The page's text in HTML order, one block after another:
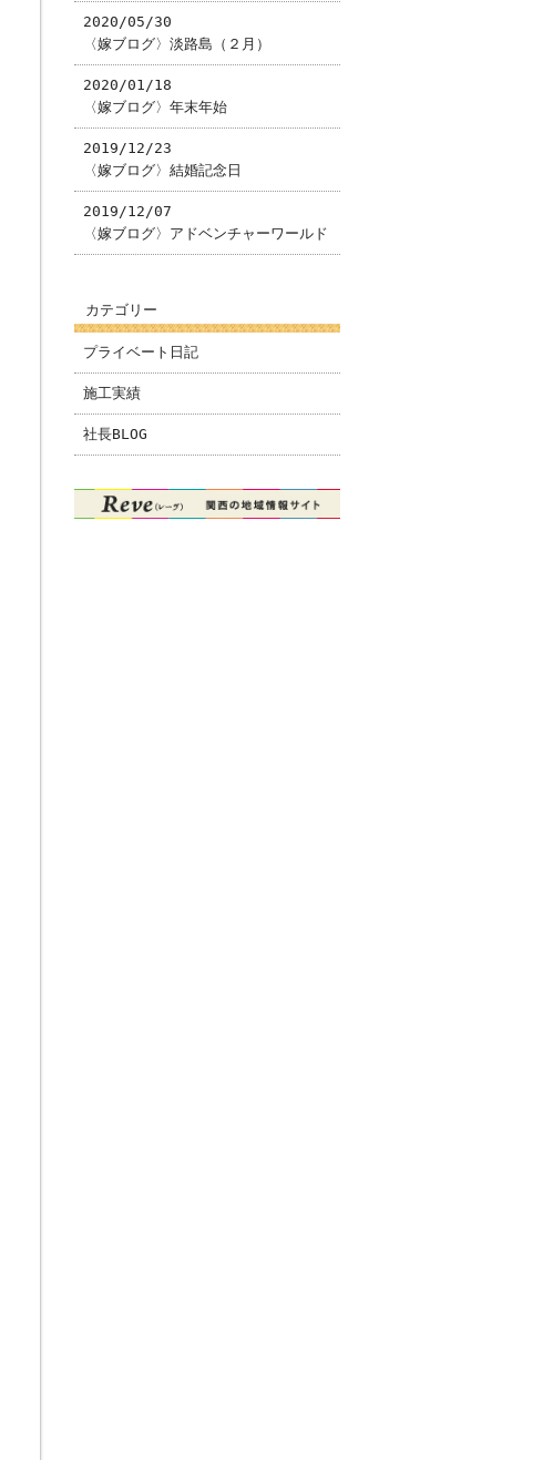
2020/05/30
〈嫁ブログ〉淡路島（２月）
2020/01/18
〈嫁ブログ〉年末年始
2019/12/23
〈嫁ブログ〉結婚記念日
2019/12/07
〈嫁ブログ〉アドベンチャーワールド
カテゴリー
プライベート日記
施工実績
社長BLOG